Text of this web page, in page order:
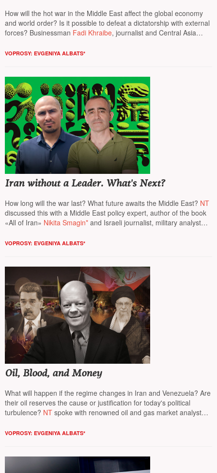
How will the hot war in the Middle East affect the global economy
and world order? Is it possible to defeat a dictatorship with external
forces? Businessman Fadi Khraibe, journalist and Central Asia
Russiapolitical scientistKirill Rogov*
VOPROSY: EVGENIYA ALBATS*
Iran without a Leader. What's Next?
How long will the war last? What future awaits the Middle East? NT
discussed this with a Middle East policy expert, author of the book
«All of Iran» Nikita Smagin* and Israeli journalist, military analyst
VOPROSY: EVGENIYA ALBATS*
Oil, Blood, and Money
What will happen if the regime changes in Iran and Venezuela? Are
their oil reserves the cause or justification for today's political
turbulence? NT spoke with renowned oil and gas market analyst
Berlin
VOPROSY: EVGENIYA ALBATS*